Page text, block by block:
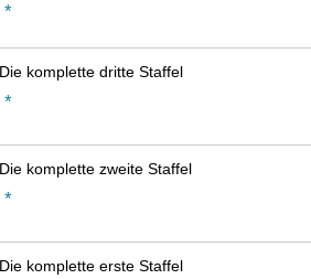
*
komplette dritte Staffel
*
komplette zweite Staffel
*
komplette erste Staffel